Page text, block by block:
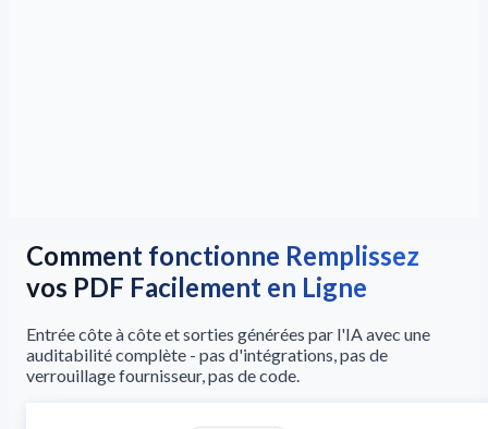
Comment fonctionne Remplissez
vos PDF Facilement en Ligne
Entrée côte à côte et sorties générées par l'IA avec une
auditabilité complète - pas d'intégrations, pas de
verrouillage fournisseur, pas de code.